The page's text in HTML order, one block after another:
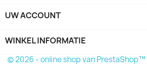
UW ACCOUNT
WINKEL INFORMATIE
© 2026 - online shop van PrestaShop™